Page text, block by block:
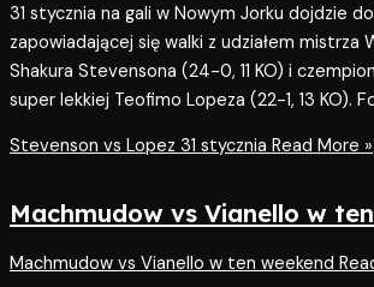
31 stycznia na gali w Nowym Jorku dojdzie
zapowiadającej się walki z udziałem mistrza
Shakura Stevensona (24-0, 11 KO) i
super lekkiej Teofimo Lopeza (22-1, 13 KO).
Stevenson vs Lopez 31 stycznia Read More »
Machmudow vs Vianello w
Machmudow vs Vianello w ten weekend